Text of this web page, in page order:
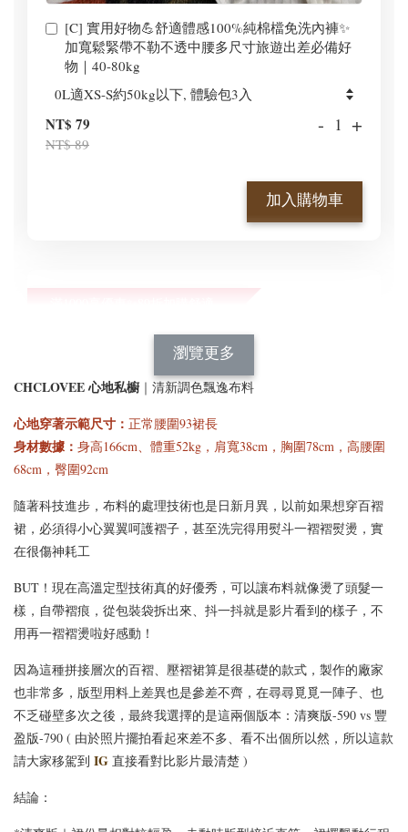
[C] 實用好物💪舒適體感100%純棉檔免洗內褲✨
加寬鬆緊帶不勒不透中腰多尺寸旅遊出差必備好
物｜40-80kg
NT$ 79
NT$ 89
- +
加入購物車
[C] 特惠免運✨890等級
的舒適好手感*經典百
衣BraTop｜3色*3尺寸
NT$ 523
NT$ 588
- +
[C] 怕熱舒適短袖首選*
BraTop上衣｜4色*3尺
寸
NT$ 523
NT$ 588
- +
加入購物車
瀏覽更多
CHCLOVEE 心地私櫥 ｜清新調色飄逸布料
心地穿著示範尺寸 ： 正常腰圍93裙長
身材數據： 身高166cm、體重52kg，肩寬38cm，胸圍78cm，高腰圍
68cm，臀圍92cm
隨著科技進步，布料的處理技術也是日新月異，以前如果想穿百褶
裙，必須得小心翼翼呵護褶子，甚至洗完得用熨斗一褶褶熨燙，實
在很傷神耗工
BUT！現在高溫定型技術真的好優秀，可以讓布料就像燙了頭髮一
樣，自帶褶痕，從包裝袋拆出來、抖一抖就是影片看到的樣子，不
用再一褶褶燙啦好感動！
因為這種拼接層次的百褶、壓褶裙算是很基礎的款式，製作的廠家
也非常多，版型用料上差異也是參差不齊，在尋尋覓覓一陣子、也
不乏碰壁多次之後，最終我選擇的是這兩個版本：清爽版-590 vs 豐
盈版-790 ( 由於照片擺拍看起來差不多、看不出個所以然，所以這款
請大家移駕到 IG 直接看對比影片最清楚 )
結論：